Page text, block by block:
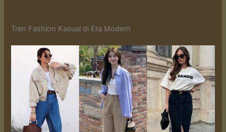
Tren Fashion Kasual di Era Modern